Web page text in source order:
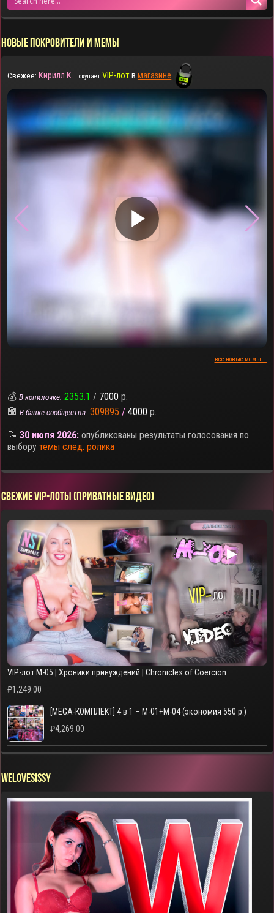
НОВЫЕ ПОКРОВИТЕЛИ И МЕМЫ
Свежее: Кирилл К. покупает VIP-лотвмагазине
▶
все новые мемы...
💰В копилочке: 2353.1 / 7000 р.
🏦В банке сообщества: 309895 / 4000 р.
📝30 июля 2026: опубликованы результаты голосования по
выборутемы след. ролика
СВЕЖИЕ VIP-ЛОТЫ (ПРИВАТНЫЕ ВИДЕО)
▶
VIP-лот M-05 | Хроники принуждений | Chronicles of Coercion
₽1,249.00
[MEGA-КОМПЛЕКТ] 4 в 1 – M-01+M-04 (экономия 550 р.)
₽4,269.00
WELOVESISSY